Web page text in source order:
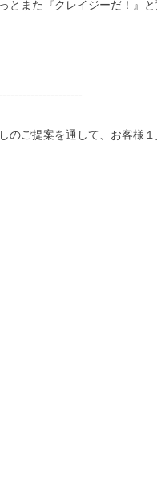
とまた『クレイジーだ！』
のご提案を通して、お客様